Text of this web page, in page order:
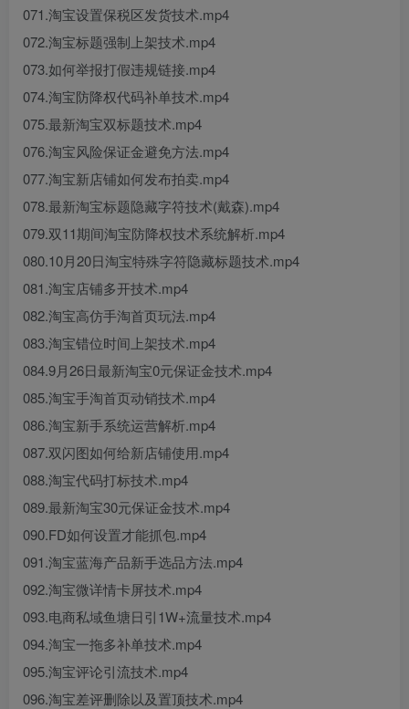
071.淘宝设置保税区发货技术.mp4
072.淘宝标题强制上架技术.mp4
073.如何举报打假违规链接.mp4
074.淘宝防降权代码补单技术.mp4
075.最新淘宝双标题技术.mp4
076.淘宝风险保证金避免方法.mp4
077.淘宝新店铺如何发布拍卖.mp4
078.最新淘宝标题隐藏字符技术(戴森).mp4
079.双11期间淘宝防降权技术系统解析.mp4
080.10月20日淘宝特殊字符隐藏标题技术.mp4
081.淘宝店铺多开技术.mp4
082.淘宝高仿手淘首页玩法.mp4
083.淘宝错位时间上架技术.mp4
084.9月26日最新淘宝0元保证金技术.mp4
085.淘宝手淘首页动销技术.mp4
086.淘宝新手系统运营解析.mp4
087.双闪图如何给新店铺使用.mp4
088.淘宝代码打标技术.mp4
089.最新淘宝30元保证金技术.mp4
090.FD如何设置才能抓包.mp4
091.淘宝蓝海产品新手选品方法.mp4
092.淘宝微详情卡屏技术.mp4
093.电商私域鱼塘日引1W+流量技术.mp4
094.淘宝一拖多补单技术.mp4
095.淘宝评论引流技术.mp4
096.淘宝差评删除以及置顶技术.mp4